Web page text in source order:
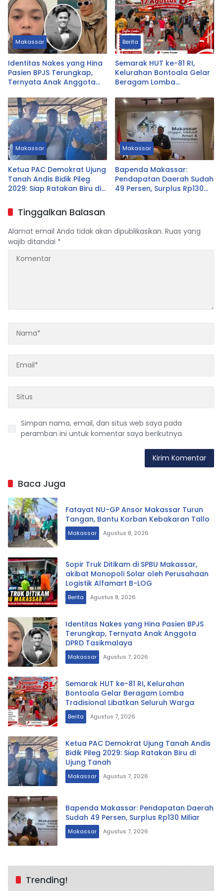
Makassar
Identitas Nakes yang Hina
Pasien BPJS Terungkap,
Ternyata Anak Anggota
Berita
Semarak HUT ke-81 RI,
Kelurahan Bontoala Gelar
Beragam Lomba
Seluruh Warga
Makassar
Ketua PAC Demokrat Ujung
Tanah Andis Bidik Pileg
2029: Siap Ratakan Biru di
Makassar
Bapenda Makassar:
Pendapatan Daerah Sudah
49 Persen, Surplus Rp130
Tinggalkan Balasan
Alamat email Anda tidak akan dipublikasikan. Ruas yang
wajib ditandai *
Simpan nama, email, dan situs web saya pada
peramban ini untuk komentar saya berikutnya.
Baca Juga
Fatayat NU-GP Ansor Makassar Turun
Tangan, Bantu Korban Kebakaran Tallo
Makassar Agustus 8, 2026
Sopir Truk Ditikam di SPBU Makassar,
akibat Monopoli Solar oleh Perusahaan
Logistik Alfamart B-LOG
Berita Agustus 8, 2026
Identitas Nakes yang Hina Pasien BPJS
Terungkap, Ternyata Anak Anggota
DPRD Tasikmalaya
Makassar Agustus 7, 2026
Semarak HUT ke-81 RI, Kelurahan
Bontoala Gelar Beragam Lomba
Tradisional Libatkan Seluruh Warga
Berita Agustus 7, 2026
Ketua PAC Demokrat Ujung Tanah Andis
Bidik Pileg 2029: Siap Ratakan Biru di
Ujung Tanah
Makassar Agustus 7, 2026
Bapenda Makassar: Pendapatan Daerah
Sudah 49 Persen, Surplus Rp130 Miliar
Makassar Agustus 7, 2026
Trending!